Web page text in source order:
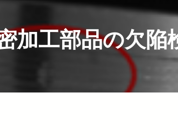
加工部品の欠陥